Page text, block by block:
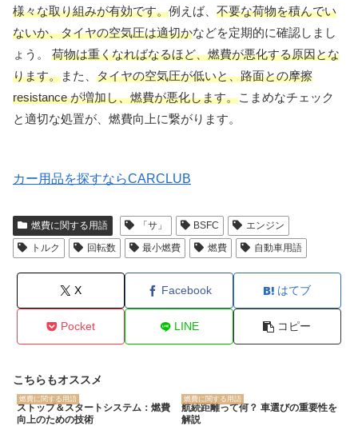
様々な取り組みが有効です。例えば、 不要な荷物を積んでい
ないか、タイヤの空気圧は適切かなどを定期的に確認しまし
ょう。 荷物は重くなればなるほど、燃費が悪化する原因とな
ります。また、 タイヤの空気圧が低いと、路面との摩擦
resistance が増加し、燃費が悪化します。こまめなチェック
と適切な処置が、燃費向上に繋がります。
カー用品を探すならCARCLUB
燃費に関する用語 「サ」 BSFC
エンジン
トルク
回転数 最小燃費 燃費 自動車用語
X Facebook はてブ
Pocket LINE コピー
こちらもオススメ
燃費に関する用語
ストップ＆スタートシステム：燃費
向上のための技術
燃費に関する用語
航続距離って何？ 車選びの重要性を
解説